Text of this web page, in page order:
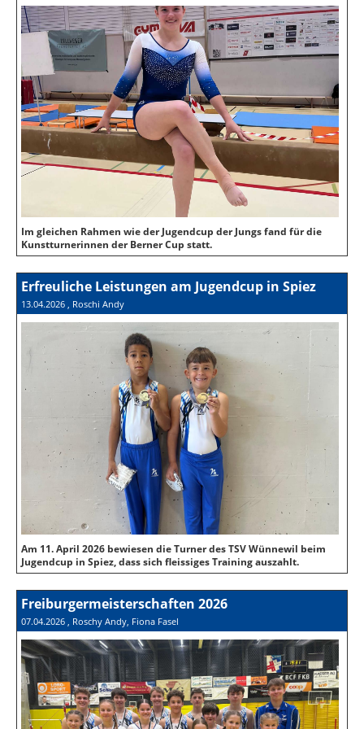
Im gleichen Rahmen wie der Jugendcup der Jungs fand für die
Kunstturnerinnen der Berner Cup statt.
Erfreuliche Leistungen am Jugendcup in Spiez
13.04.2026 , Roschi Andy
Am 11. April 2026 bewiesen die Turner des TSV Wünnewil beim
Jugendcup in Spiez, dass sich fleissiges Training auszahlt.
Freiburgermeisterschaften 2026
07.04.2026 , Roschy Andy, Fiona Fasel